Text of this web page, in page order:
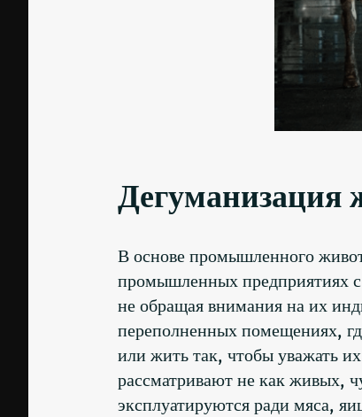
Дегуманизация
В основе промышленного
промышленных предприятиях
не обращая внимания на их
переполненных помещениях,
или жить так, чтобы уважать
рассматривают не как живых,
эксплуатируются ради мяса,